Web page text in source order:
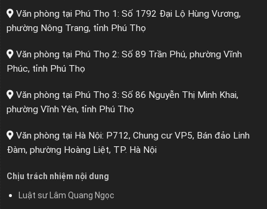
Văn phòng tại Phú Thọ 1: Số 1792 Đại Lộ Hùng Vương,
phường Nông Trang, tỉnh Phú Thọ
Văn phòng tại Phú Thọ 2: Số 89 Trần Phú, phường Vĩnh
Phúc, tỉnh Phú Thọ
Văn phòng tại Phú Thọ 3: Số 86 Nguyễn Thị Minh Khai,
phường Vĩnh Yên, tỉnh Phú Thọ
Văn phòng tại Hà Nội: P712, Chung cư VP5, Bán đảo Linh
Đàm, phường Hoàng Liệt, TP. Hà Nội
Chịu trách nhiệm nội dung
Luật sư Lâm Quang Ngọc